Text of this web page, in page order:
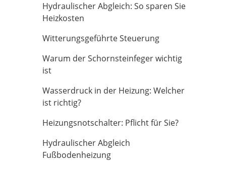
Hydraulischer Abgleich: So sparen Sie
Heizkosten
Witterungsgeführte Steuerung
Warum der Schornsteinfeger wichtig
ist
Wasserdruck in der Heizung: Welcher
ist richtig?
Heizungsnotschalter: Pflicht für Sie?
Hydraulischer Abgleich
Fußbodenheizung